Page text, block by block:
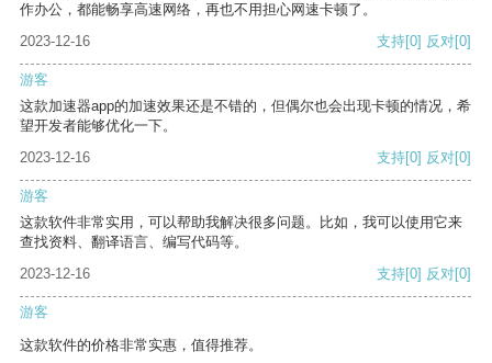
作办公，都能畅享高速网络，再也不用担心网速卡顿了。
2023-12-16
支持[0] 反对[0]
游客
这款加速器app的加速效果还是不错的，但偶尔也会出现卡顿的情况，希
望开发者能够优化一下。
2023-12-16
支持[0] 反对[0]
游客
这款软件非常实用，可以帮助我解决很多问题。比如，我可以使用它来
查找资料、翻译语言、编写代码等。
2023-12-16
支持[0] 反对[0]
游客
这款软件的价格非常实惠，值得推荐。